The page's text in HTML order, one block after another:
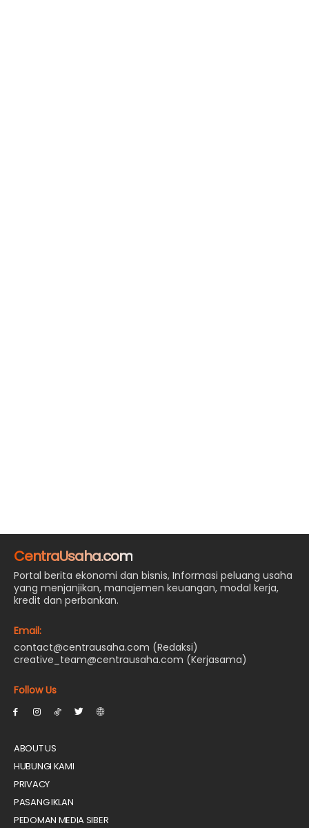
CentraUsaha.com
Portal berita ekonomi dan bisnis, Informasi peluang usaha
yang menjanjikan, manajemen keuangan, modal kerja,
kredit dan perbankan.
Email:
contact@centrausaha.com (Redaksi)
creative_team@centrausaha.com (Kerjasama)
Follow Us
ABOUT US
HUBUNGI KAMI
PRIVACY
PASANG IKLAN
PEDOMAN MEDIA SIBER